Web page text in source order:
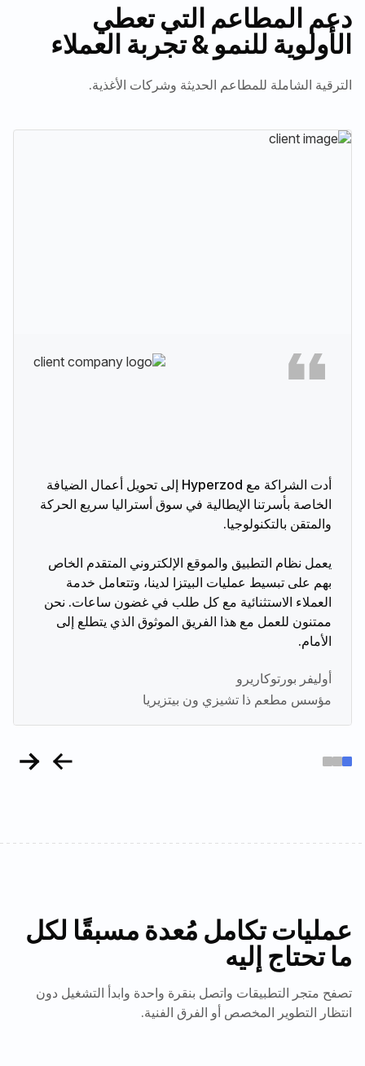
دعم المطاعم التي تعطي
الأولوية للنمو&تجربة العملاء
الترقية الشاملة للمطاعم الحديثة وشركات الأغذية.
أدت الشراكة مع Hyperzod إلى تحويل أعمال الضيافة
الخاصة بأسرتنا الإيطالية في سوق أستراليا سريع الحركة
والمتقن بالتكنولوجيا.
يعمل نظام التطبيق والموقع الإلكتروني المتقدم الخاص
بهم على تبسيط عمليات البيتزا لدينا، وتتعامل خدمة
العملاء الاستثنائية مع كل طلب في غضون ساعات. نحن
ممتنون للعمل مع هذا الفريق الموثوق الذي يتطلع إلى
الأمام.
أوليفر بورتوكاريرو
مؤسس مطعم ذا تشيزي ون بيتزيريا
عمليات تكامل مُعدة مسبقًا لكل
ما تحتاج إليه
تصفح متجر التطبيقات واتصل بنقرة واحدة وابدأ التشغيل دون
انتظار التطوير المخصص أو الفرق الفنية.